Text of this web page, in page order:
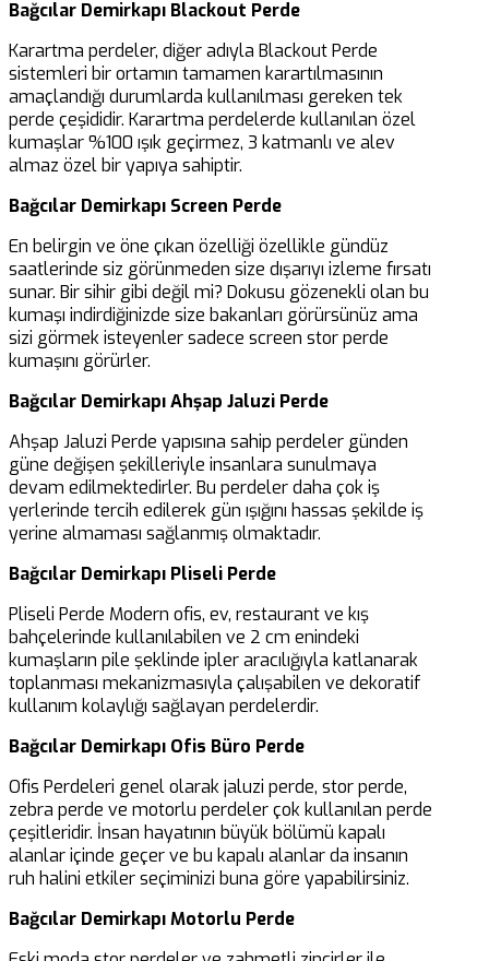
Bağcılar Demirkapı Blackout Perde
Karartma perdeler, diğer adıyla Blackout Perde
sistemleri bir ortamın tamamen karartılmasının
amaçlandığı durumlarda kullanılması gereken tek
perde çeşididir. Karartma perdelerde kullanılan özel
kumaşlar %100 ışık geçirmez, 3 katmanlı ve alev
almaz özel bir yapıya sahiptir.
Bağcılar Demirkapı Screen Perde
En belirgin ve öne çıkan özelliği özellikle gündüz
saatlerinde siz görünmeden size dışarıyı izleme fırsatı
sunar. Bir sihir gibi değil mi? Dokusu gözenekli olan bu
kumaşı indirdiğinizde size bakanları görürsünüz ama
sizi görmek isteyenler sadece screen stor perde
kumaşını görürler.
Bağcılar Demirkapı Ahşap Jaluzi Perde
Ahşap Jaluzi Perde yapısına sahip perdeler günden
güne değişen şekilleriyle insanlara sunulmaya
devam edilmektedirler. Bu perdeler daha çok iş
yerlerinde tercih edilerek gün ışığını hassas şekilde iş
yerine almaması sağlanmış olmaktadır.
Bağcılar Demirkapı Pliseli Perde
Pliseli Perde Modern ofis, ev, restaurant ve kış
bahçelerinde kullanılabilen ve 2 cm enindeki
kumaşların pile şeklinde ipler aracılığıyla katlanarak
toplanması mekanizmasıyla çalışabilen ve dekoratif
kullanım kolaylığı sağlayan perdelerdir.
Bağcılar Demirkapı Ofis Büro Perde
Ofis Perdeleri genel olarak jaluzi perde, stor perde,
zebra perde ve motorlu perdeler çok kullanılan perde
çeşitleridir. İnsan hayatının büyük bölümü kapalı
alanlar içinde geçer ve bu kapalı alanlar da insanın
ruh halini etkiler seçiminizi buna göre yapabilirsiniz.
Bağcılar Demirkapı Motorlu Perde